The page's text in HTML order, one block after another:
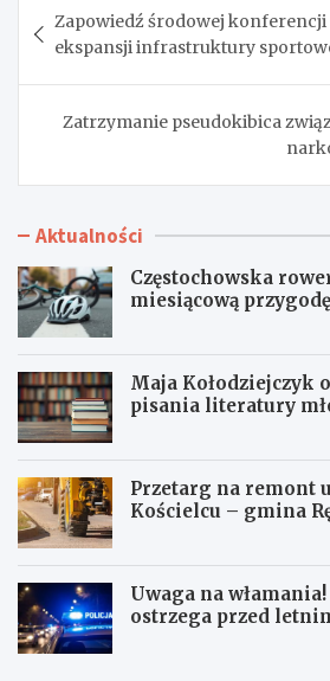
wpisu
Zapowiedź środowej konferencji
ekspansji infrastruktury
Zatrzymanie pseudokibica
Aktualności
Częstochowska
miesiącową
Maja Kołodziejczyk
pisania literatury
Przetarg na remont
Kościelcu – gmina
Uwaga na
ostrzega przed
C
M